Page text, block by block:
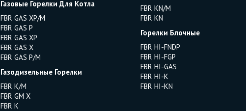
Газовые Горелки Для Котла
FBR GAS XP/M
FBR GAS P
FBR GAS XP
FBR GAS X
FBR GAS P/M
Газодизельные Горелки
FBR K/M
FBR GM X
FBR K
FBR KN/M
FBR KN
Горелки Блочные
FBR HI-FNDP
FBR HI-FGP
FBR HI-GAS
FBR HI-K
FBR HI-KN